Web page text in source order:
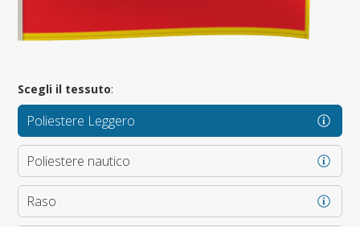
Scegli il tessuto:
Poliestere Leggero
Poliestere nautico
Raso